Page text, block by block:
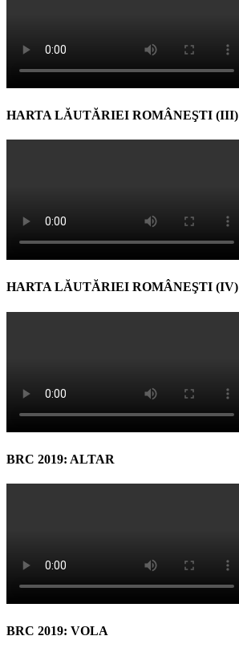
HARTA LĂUTĂRIEI ROMÂNEŞTI (III)
HARTA LĂUTĂRIEI ROMÂNEŞTI (IV)
BRC 2019: ALTAR
BRC 2019: VOLA